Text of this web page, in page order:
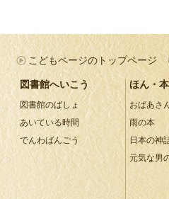
こどもページのトップページ
図書館へいこう
図書館のばしょ
あいている時間
でんわばんごう
ほん・
おばあさ
雨の本
日本の神
元気な男